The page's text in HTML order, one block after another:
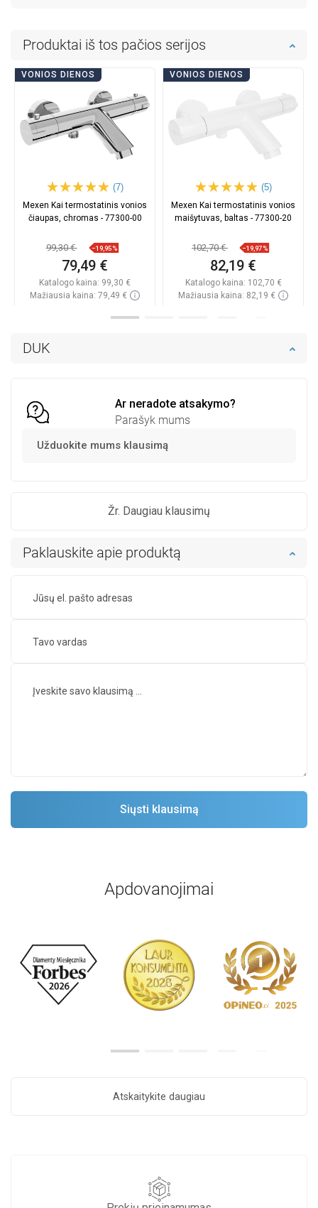
DUK
Ar neradote atsakymo?
Parašyk mums
Užduokite mums klausimą
Žr. Daugiau klausimų
Paklauskite apie produktą
Produktai iš tos pačios serijos
VONIOS DIENOS
(7)
Mexen Kai termostatinis vonios
čiaupas, chromas - 77300-00
99,30 € −19,95%
79,49 €
Katalogo kaina: 99,30 €
Mažiausia kaina: 79,49 €
VONIOS DIENOS
(5)
Mexen Kai termostatinis vonios
maišytuvas, baltas - 77300-20
102,70 € −19,97%
82,19 €
Katalogo kaina: 102,70 €
Mažiausia kaina: 82,19 €
Apdovanojimai
Atskaitykite daugiau